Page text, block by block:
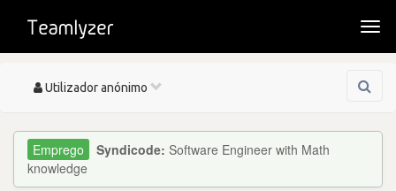
Toggle
Utilizador anónimo
Syndicode: Software Engineer with Math
knowledge